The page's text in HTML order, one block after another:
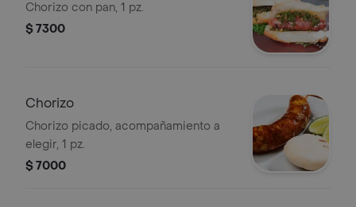
Chorizo con pan, 1 pz.
$ 7300
Chorizo
Chorizo picado, acompañamiento a
elegir, 1 pz.
$ 7000